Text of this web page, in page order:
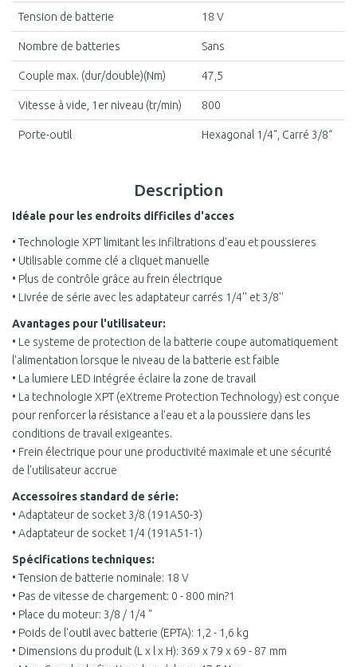
Description
Idéale pour les endroits difficiles d'acces
• Technologie XPT limitant les infiltrations d'eau et poussieres
• Utilisable comme clé a cliquet manuelle
• Plus de contrôle grâce au frein électrique
• Livrée de série avec les adaptateur carrés 1/4'' et 3/8''
Avantages pour l'utilisateur:
• Le systeme de protection de la batterie coupe automatiquement
l'alimentation lorsque le niveau de la batterie est faible
• La lumiere LED intégrée éclaire la zone de travail
• La technologie XPT (eXtreme Protection Technology) est conçue
pour renforcer la résistance a l’eau et a la poussiere dans les
conditions de travail exigeantes.
• Frein électrique pour une productivité maximale et une sécurité
de l'utilisateur accrue
Accessoires standard de série:
• Adaptateur de socket 3/8 (191A50-3)
• Adaptateur de socket 1/4 (191A51-1)
Spécifications techniques:
• Tension de batterie nominale: 18 V
• Pas de vitesse de chargement: 0 - 800 min?1
• Place du moteur: 3/8 / 1/4 "
• Poids de l'outil avec batterie (EPTA): 1,2 - 1,6 kg
• Dimensions du produit (L x l x H): 369 x 79 x 69 - 87 mm
Tension de batterie 18 V
Nombre de batteries Sans
Couple max. (dur/double)(Nm) 47,5
Vitesse à vide, 1er niveau (tr/min) 800
Porte-outil Hexagonal 1/4", Carré 3/8“